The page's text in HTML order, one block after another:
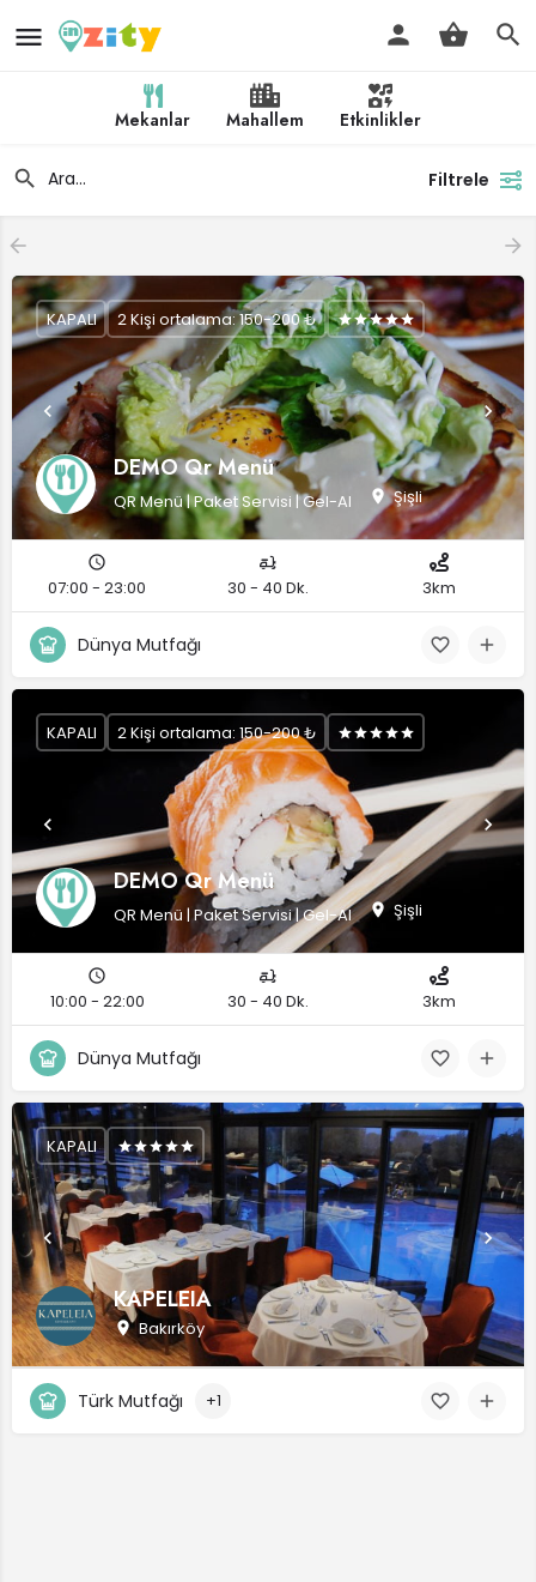
Mekanlar Mahallem Etkinlikler
Filtrele
DEMO Qr Menü
QR Menü | Paket Servisi | Gel-Al Şişli
KAPALI 2 Kişi ortalama: 150-200 ₺
07:00 - 23:00 30 - 40 Dk. 3km
Dünya Mutfağı
DEMO Qr Menü
QR Menü | Paket Servisi | Gel-Al Şişli
KAPALI 2 Kişi ortalama: 150-200 ₺
10:00 - 22:00 30 - 40 Dk. 3km
Dünya Mutfağı
KAPELEIA
Bakırköy
KAPALI
Türk Mutfağı +1